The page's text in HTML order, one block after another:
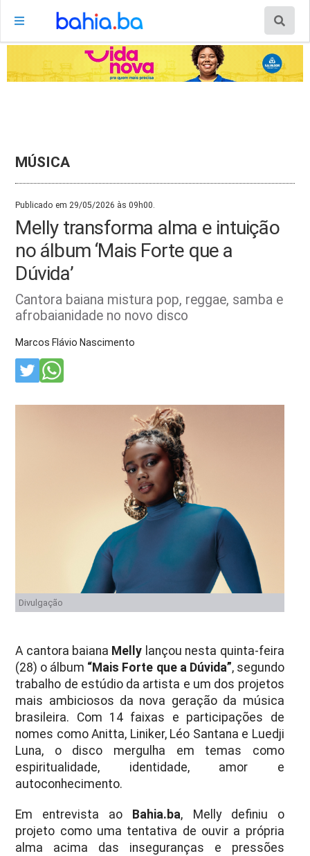
MÚSICA
Publicado em 29/05/2026 às 09h00.
Melly transforma alma e intuição
no álbum ‘Mais Forte que a
Dúvida’
Cantora baiana mistura pop, reggae, samba e
afrobaianidade no novo disco
Marcos Flávio Nascimento
Divulgação
A cantora baiana Melly lançou nesta quinta-feira
(28) o álbum “Mais Forte que a Dúvida”, segundo
trabalho de estúdio da artista e um dos projetos
mais ambiciosos da nova geração da música
brasileira. Com 14 faixas e participações de
nomes como Anitta, Liniker, Léo Santana e Luedji
Luna, o disco mergulha em temas como
espiritualidade, identidade, amor e
autoconhecimento.
Em entrevista ao Bahia.ba, Melly definiu o
projeto como uma tentativa de ouvir a própria
alma acima das inseguranças e pressões